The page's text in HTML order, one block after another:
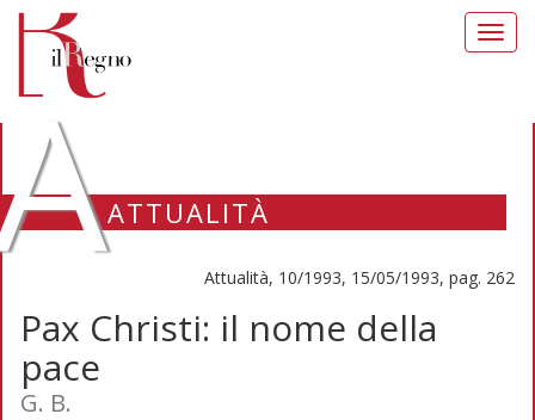
ATTUALITÀ
Attualità, 10/1993, 15/05/1993, pag. 262
Pax Christi: il nome della
pace
G. B.